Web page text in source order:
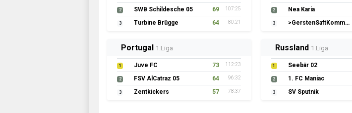
2 SWB Schildesche 05 69 107:25
3 Turbine Brügge 64 80:21
2 Nea Karia
3 >GerstenSaftKommando
Portugal 1.Liga
1 Juve FC 73 112:23
2 FSV AlCatraz 05 64 96:32
3 Zentkickers 57 78:37
Russland 1.Liga
1 Seebär 02
2 1. FC Maniac
3 SV Sputnik